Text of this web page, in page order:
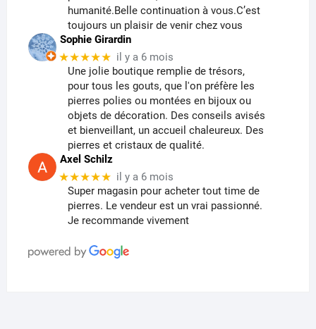
humanité.Belle continuation à vous.C’est
toujours un plaisir de venir chez vous
Sophie Girardin
★★★★★ il y a 6 mois
Une jolie boutique remplie de trésors,
pour tous les gouts, que l'on préfère les
pierres polies ou montées en bijoux ou
objets de décoration. Des conseils avisés
et bienveillant, un accueil chaleureux. Des
pierres et cristaux de qualité.
Axel Schilz
★★★★★ il y a 6 mois
Super magasin pour acheter tout time de
pierres. Le vendeur est un vrai passionné.
Je recommande vivement